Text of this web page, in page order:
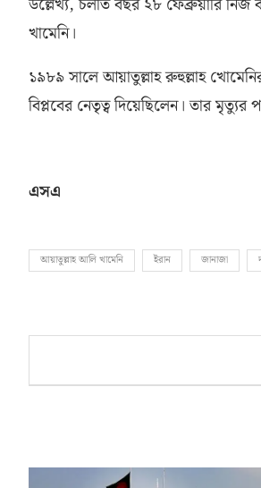
খামেনি।
১৯৮৯ সালে আয়াতুল্লাহ রুহুল্লাহ
বিপ্লবের নেতৃত্ব দিয়েছিলেন। তার
এসএ
আয়াতুল্লাহ আলি খামেনি ইরান জানাজা